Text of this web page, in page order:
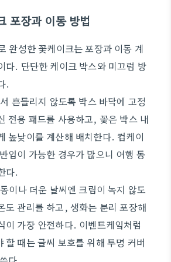
포장과 이동 방법
완성한 꽃케이크는 포장과 이동 계
다. 단단한 케이크 박스와 미끄럼 방
.
흔들리지 않도록 박스 바닥에 고정
전용 패드를 사용하고, 꽃은 박스 내
높낮이를 계산해 배치한다. 컵케이
입이 가능한 경우가 많으니 여행 동
다.
이나 더운 날씨엔 크림이 녹지 않도
도 관리를 하고, 생화는 분리 포장해
이 가장 안전하다. 이벤트케잌처럼
할 때는 글씨 보호를 위해 투명 커버